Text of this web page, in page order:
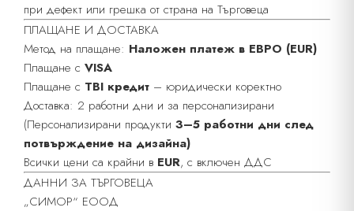
при дефект или грешка от страна на Търговеца
ПЛАЩАНЕ И ДОСТАВКА
Метод на плащане: Наложен платеж в ЕВРО (EUR)
Плащане с VISA
Плащане с TBI кредит – юридически коректно
Доставка: 2 работни дни и за персонализирани
(Персонализирани продукти 3–5 работни дни след
потвърждение на дизайна)
Всички цени са крайни в EUR, с включен ДДС
ДАННИ ЗА ТЪРГОВЕЦА
„СИМОР“ ЕООД